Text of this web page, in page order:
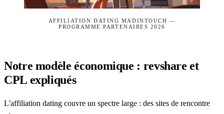
AFFILIATION DATING MADINTOUCH —
PROGRAMME PARTENAIRES 2026
Notre modèle économique : revshare et
CPL expliqués
L'affiliation dating couvre un spectre large : des sites de rencontre